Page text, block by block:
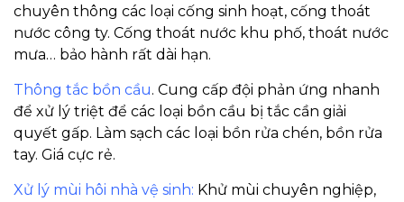
chuyên thông các loại cống sinh hoạt, cống thoát
nước công ty. Cống thoát nước khu phố, thoát nước
mưa… bảo hành rất dài hạn.
Thông tắc bồn cầu. Cung cấp đội phản ứng nhanh
để xử lý triệt để các loại bồn cầu bị tắc cần giải
quyết gấp. Làm sạch các loại bồn rửa chén, bồn rửa
tay. Giá cực rẻ.
Xử lý mùi hôi nhà vệ sinh: Khử mùi chuyên nghiệp,